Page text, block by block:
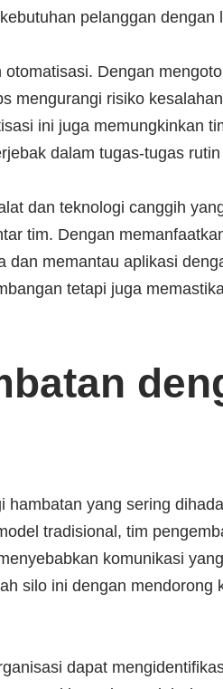
pelanggan dengan
otomatisasi. Dengan
mengurangi risiko
ini juga memungkinkan
dalam tugas-tugas
dan teknologi canggih
tim. Dengan
dan memantau aplikasi
tetapi juga
hambatan yang sering
tradisional, tim
komunikasi
silo ini dengan mendorong
dapat